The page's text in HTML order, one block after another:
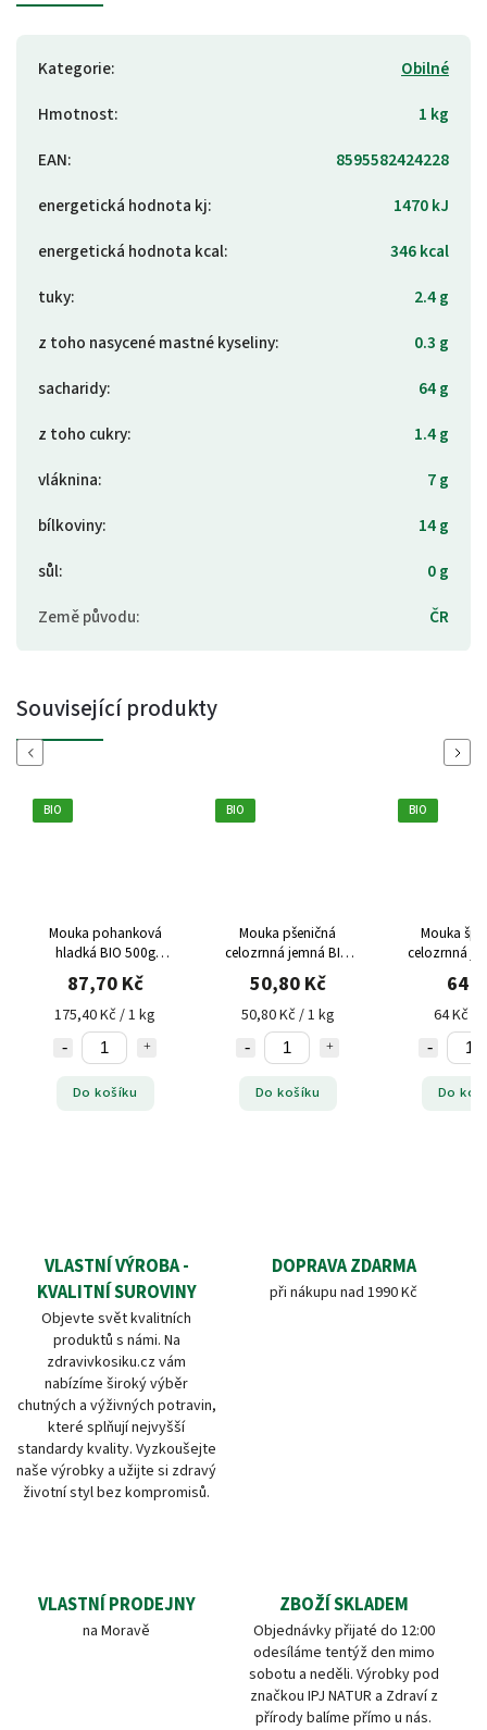
Kategorie:
Obilné
Hmotnost:
1 kg
EAN:
8595582424228
energetická hodnota kj:
1470 kJ
energetická hodnota kcal:
346 kcal
tuky:
2.4 g
z toho nasycené mastné kyseliny:
0.3 g
sacharidy:
64 g
z toho cukry:
1.4 g
vláknina:
7 g
bílkoviny:
14 g
sůl:
0 g
Země původu: ČR
Související produkty
Previous
BIO
Mouka pohanková
hladká BIO 500g
Probio bez lepku
87,70 Kč
175,40 Kč / 1 kg
Do košíku
BIO
Mouka pšeničná
celozrnná jemná BIO
1kg Probio
50,80 Kč
50,80 Kč / 1 kg
Do košíku
BIO
Mouka
celozrnná
1kg
64
64 Kč /
Do
Next
VLASTNÍ VÝROBA -
KVALITNÍ SUROVINY
Objevte svět kvalitních
produktů s námi. Na
zdravivkosiku.cz vám
nabízíme široký výběr
chutných a výživných potravin,
které splňují nejvyšší
standardy kvality. Vyzkoušejte
naše výrobky a užijte si zdravý
životní styl bez kompromisů.
DOPRAVA ZDARMA
při nákupu nad 1990 Kč
VLASTNÍ PRODEJNY
na Moravě
ZBOŽÍ SKLADEM
Objednávky přijaté do 12:00
odesíláme tentýž den mimo
sobotu a neděli. Výrobky pod
značkou IPJ NATUR a Zdraví z
přírody balíme přímo u nás.